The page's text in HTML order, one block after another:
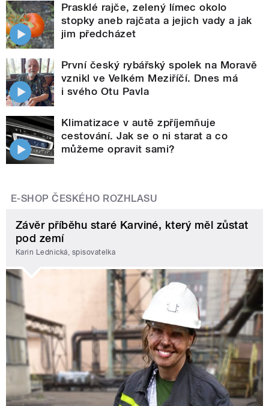
Prasklé rajče, zelený límec okolo
stopky aneb rajčata a jejich vady a jak
jim předcházet
První český rybářský spolek na Moravě
vznikl ve Velkém Meziříčí. Dnes má
i svého Otu Pavla
Klimatizace v autě zpříjemňuje
cestování. Jak se o ni starat a co
můžeme opravit sami?
E-SHOP ČESKÉHO ROZHLASU
Závěr příběhu staré Karviné, který měl zůstat
pod zemí
Karin Lednická, spisovatelka